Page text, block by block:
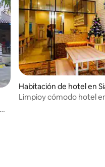
Habitación de hotel en
Timur
Limpioy cómodo hotel